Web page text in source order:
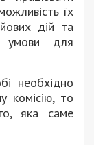
їх
дій та
умови для
необхідно
комісію, то
яка саме